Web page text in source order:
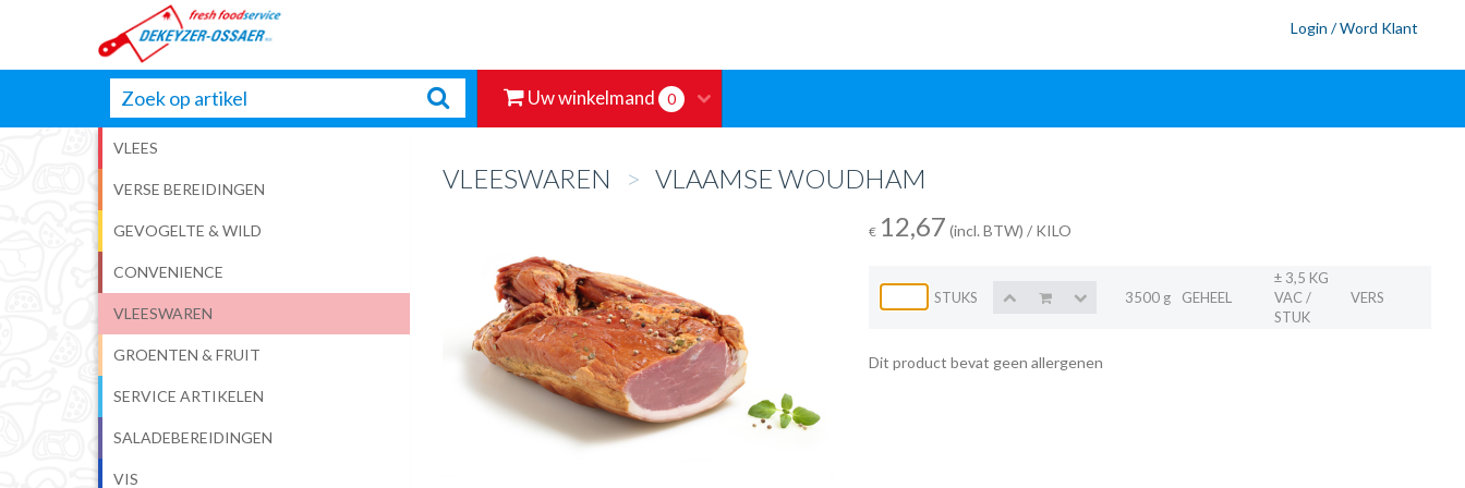
Login / Word Klant
Uw winkelmand 0
VLEES
VERSE BEREIDINGEN
GEVOGELTE & WILD
CONVENIENCE
VLEESWAREN
GROENTEN & FRUIT
SERVICE ARTIKELEN
SALADEBEREIDINGEN
VIS
VLEESWAREN > VLAAMSE WOUDHAM
€ 12,67 (incl. BTW) / KILO
STUKS 3500 g GEHEEL
± 3,5 KG
VAC /
STUK
VERS
Dit product bevat geen allergenen